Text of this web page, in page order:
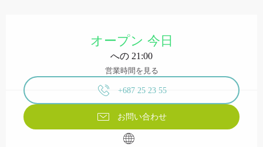
オープン 今日
への 21:00
営業時間を見る
+687 25 23 55
お問い合わせ